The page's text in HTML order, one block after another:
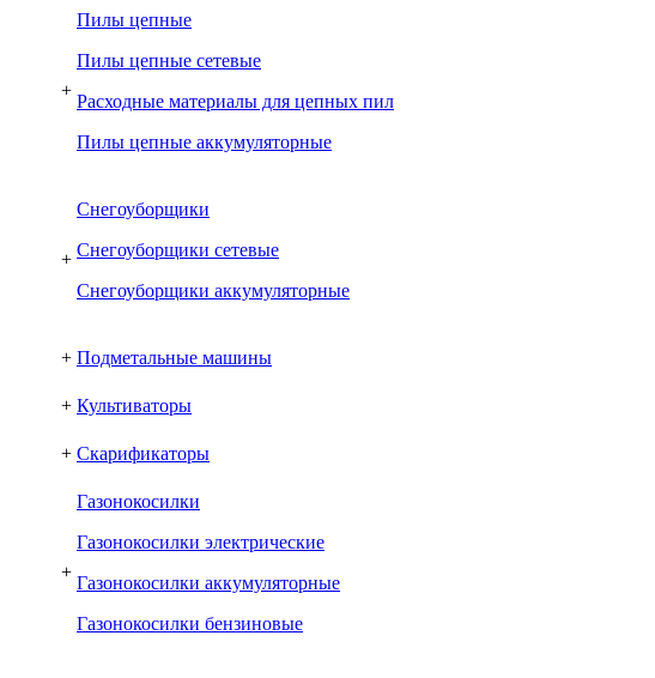
+
Пилы цепные
Пилы цепные сетевые
Расходные материалы для цепных пил
Пилы цепные аккумуляторные
+
Снегоуборщики
Снегоуборщики сетевые
Снегоуборщики аккумуляторные
+ Подметальные машины
+ Культиваторы
+ Скарификаторы
+
Газонокосилки
Газонокосилки электрические
Газонокосилки аккумуляторные
Газонокосилки бензиновые